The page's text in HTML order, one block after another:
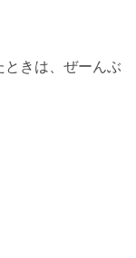
ときは、ぜーんぶ